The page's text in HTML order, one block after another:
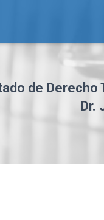
de
Dr.